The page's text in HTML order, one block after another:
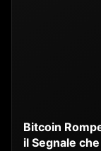
Bitcoin
il Segnale